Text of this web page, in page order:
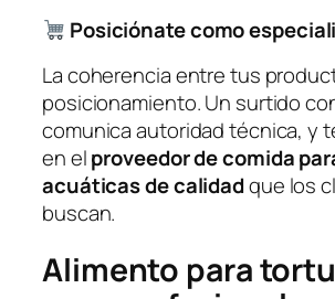
Posiciónate como
La coherencia entre tus
posicionamiento. Un surtido
comunica autoridad técnica, y
en elproveedor de comida
acuáticas de calidadque los
buscan.
Alimento para